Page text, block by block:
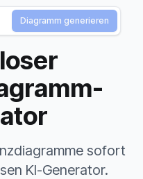
Diagramm generieren
sofort
KI-Generator.